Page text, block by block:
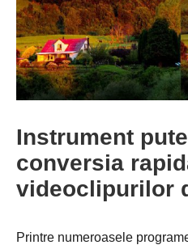
Instrument
conversia
videoclipurilor
Printre numeroasele